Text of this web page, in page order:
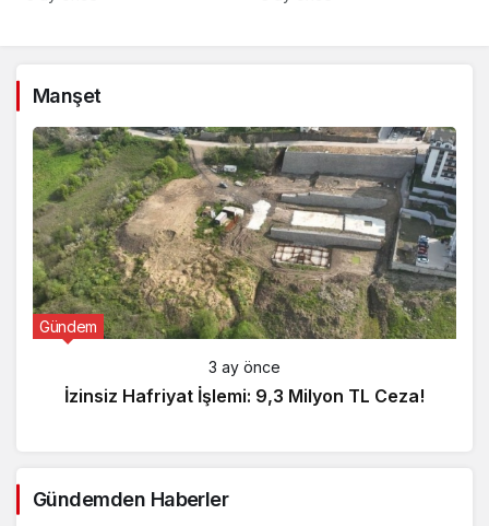
Manşet
Gündem
3 ay önce
İzinsiz Hafriyat İşlemi: 9,3 Milyon TL Ceza!
Gündemden Haberler